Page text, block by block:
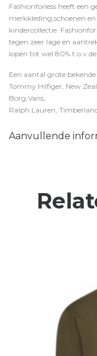
Fashionforless heeft een
merkkleding,schoenen en
kindercollectie.
tegen zeer lage en
lopen tot wel 80% t.o.v
Een aantal grote
Tommy Hilfiger, New
Borg,Vans,
Ralph Lauren,
Aanvullende